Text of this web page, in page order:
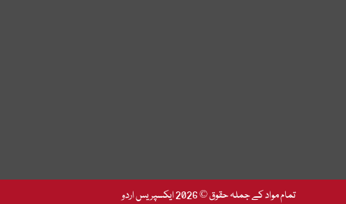
تمام مواد کے جملہ حقوق © 2026 ایکسپریس اردو